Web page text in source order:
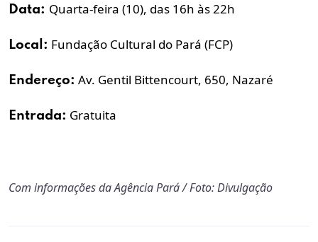
Data: Quarta-feira (10), das 16h às 22h
Local: Fundação Cultural do Pará (FCP)
Endereço: Av. Gentil Bittencourt, 650, Nazaré
Entrada: Gratuita
Com informações da Agência Pará / Foto: Divulgação